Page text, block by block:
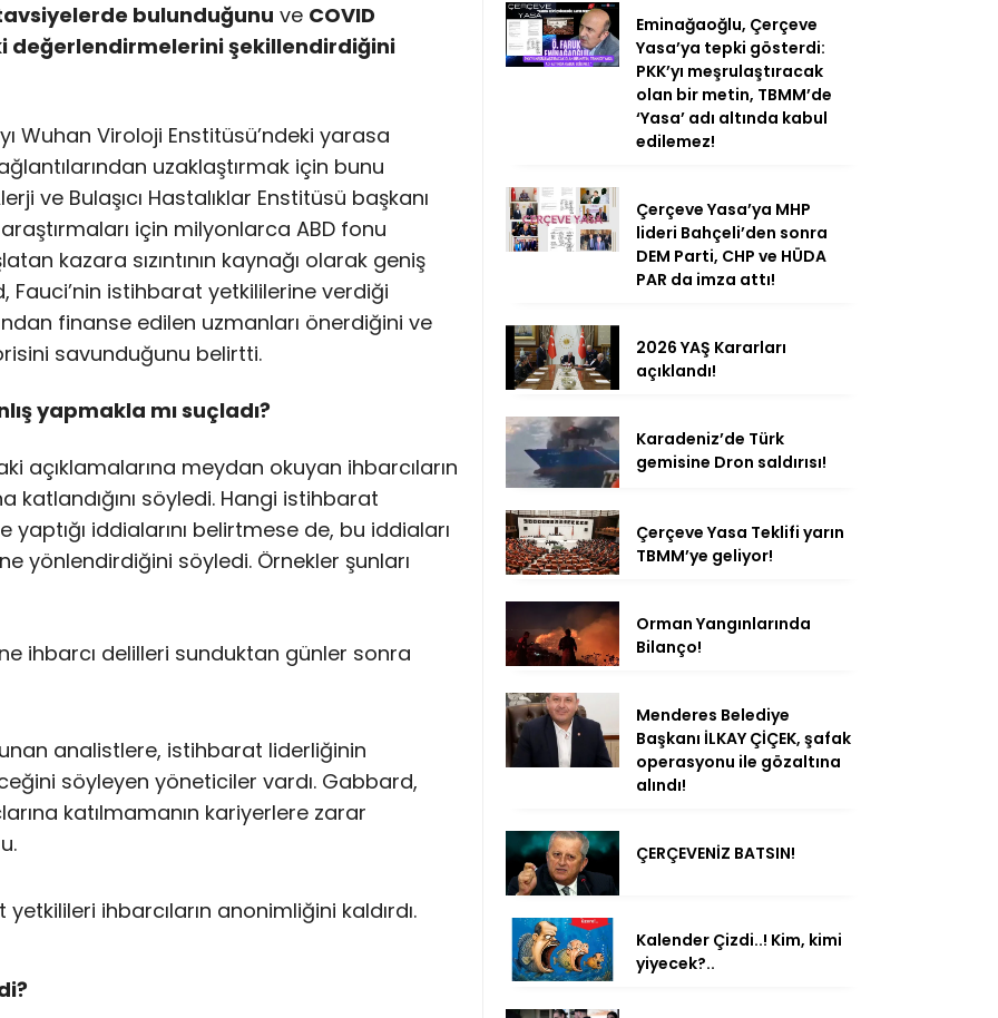
bulunduğunu ve COVID
değerlendirmelerini şekillendirdiğini
Wuhan Viroloji Enstitüsü’ndeki yarasa
uzaklaştırmak için bunu
ve Bulaşıcı Hastalıklar Enstitüsü başkanı
için milyonlarca ABD fonu
kazara sızıntının kaynağı olarak geniş
istihbarat yetkililerine verdiği
finanse edilen uzmanları önerdiğini ve
savunduğunu belirtti.
yapmakla mı suçladı?
açıklamalarına meydan okuyan ihbarcıların
katlandığını söyledi. Hangi istihbarat
iddialarını belirtmese de, bu iddiaları
yönlendirdiğini söyledi. Örnekler şunları
ihbarcı delilleri sunduktan günler sonra
analistlere, istihbarat liderliğinin
söyleyen yöneticiler vardı. Gabbard,
katılmamanın kariyerlere zarar
ihbarcıların anonimliğini kaldırdı.
Eminağaoğlu, Çerçeve
Yasa’ya tepki gösterdi:
PKK’yı meşrulaştıracak
olan bir metin, TBMM’de
‘Yasa’ adı altında kabul
edilemez!
Çerçeve Yasa’ya MHP
lideri Bahçeli’den sonra
DEM Parti, CHP ve HÜDA
PAR da imza attı!
2026 YAŞ Kararları
açıklandı!
Karadeniz’de Türk
gemisine Dron saldırısı!
Çerçeve Yasa Teklifi yarın
TBMM’ye geliyor!
Orman Yangınlarında
Bilanço!
Menderes Belediye
Başkanı İLKAY ÇİÇEK, şafak
operasyonu ile gözaltına
alındı!
ÇERÇEVENİZ BATSIN!
Kalender Çizdi..! Kim, kimi
yiyecek?..